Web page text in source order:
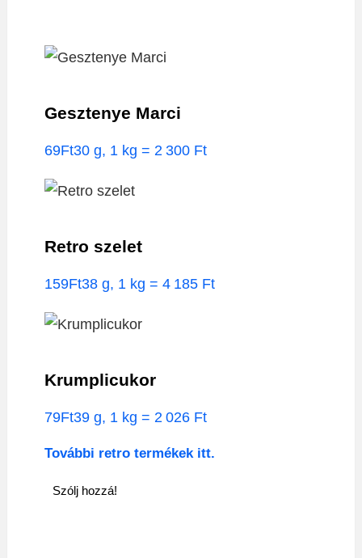
Gesztenye Marci
69Ft30 g, 1 kg = 2 300 Ft
Retro szelet
159Ft38 g, 1 kg = 4 185 Ft
Krumplicukor
79Ft39 g, 1 kg = 2 026 Ft
További retro termékek itt.
Szólj hozzá!